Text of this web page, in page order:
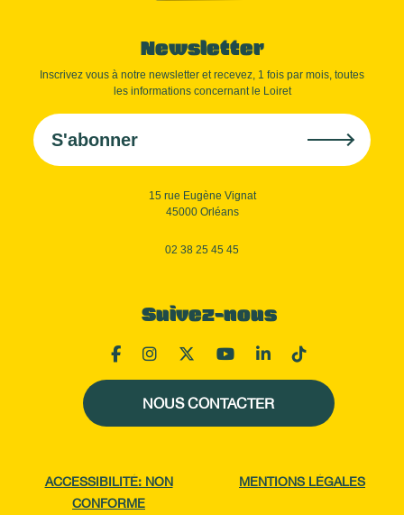
Newsletter
Inscrivez vous à notre newsletter et recevez, 1 fois par mois, toutes
les informations concernant le Loiret
S'abonner
15 rue Eugène Vignat
45000 Orléans
02 38 25 45 45
Suivez-nous
NOUS CONTACTER
ACCESSIBILITÉ: NON
CONFORME
MENTIONS LÉGALES